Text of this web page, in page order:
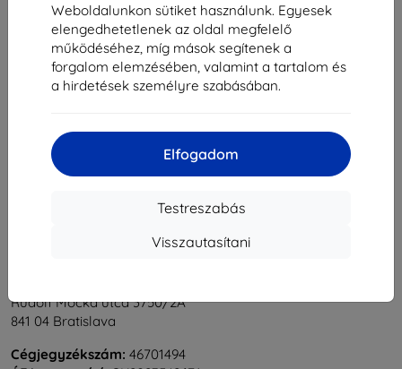
Weboldalunkon sütiket használunk. Egyesek
elengedhetetlenek az oldal megfelelő
működéséhez, míg mások segítenek a
forgalom elemzésében, valamint a tartalom és
a hirdetések személyre szabásában.
Elfogadom
Testreszabás
Visszautasítani
« 1
Rudolf Mocka utca 3750/2A
841 04 Bratislava
Cégjegyzékszám: 46701494